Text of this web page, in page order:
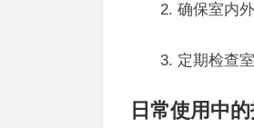
2. 确保室内
3. 定期检查
日常使用中